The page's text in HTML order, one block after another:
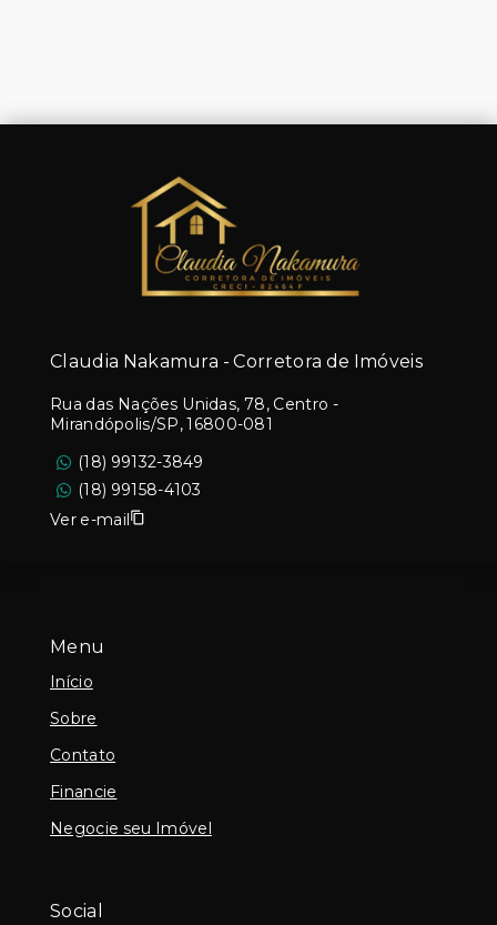
Menu
Início
Sobre
Contato
Financie
Negocie seu Imóvel
Social
Claudia Nakamura - Corretora de Imóveis
Rua das Nações Unidas, 78, Centro -
Mirandópolis/SP, 16800-081
(18) 99132-3849
(18) 99158-4103
Ver e-mail